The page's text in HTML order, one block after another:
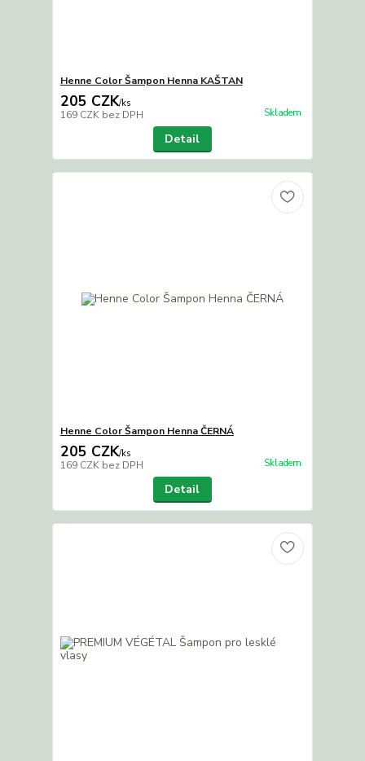
Henne Color Šampon Henna KAŠTAN
205 CZK/ks
169 CZK bez DPH Skladem
Detail
Henne Color Šampon Henna ČERNÁ
205 CZK/ks
169 CZK bez DPH Skladem
Detail